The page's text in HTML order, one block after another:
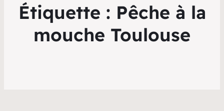
Étiquette : Pêche à la
mouche Toulouse